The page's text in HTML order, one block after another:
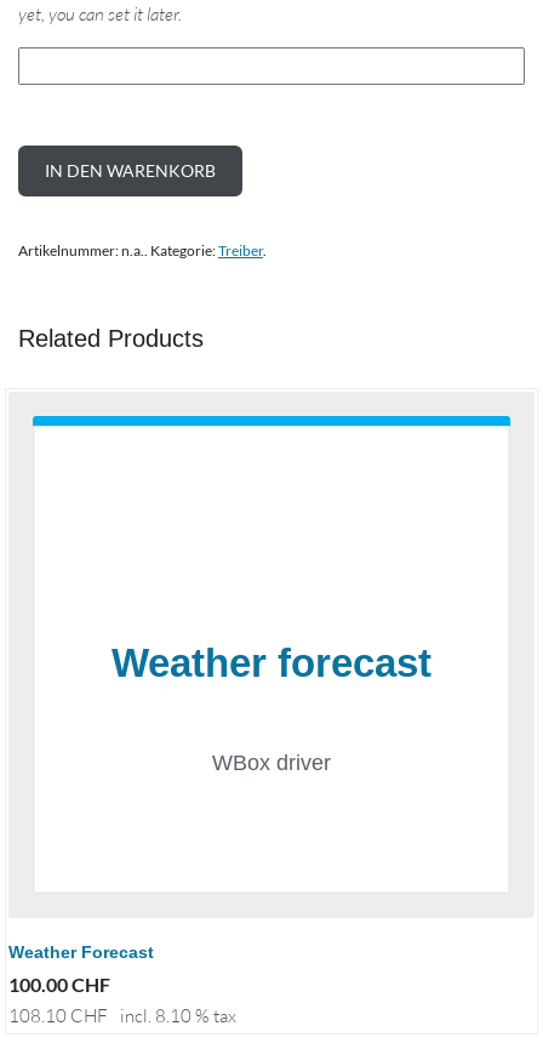
yet, you can set it later.
IN DEN WARENKORB
Artikelnummer:n.a. Kategorie:Treiber.
Related Products
Weather Forecast
100.00CHF
108.10 CHF incl. 8.10 % tax